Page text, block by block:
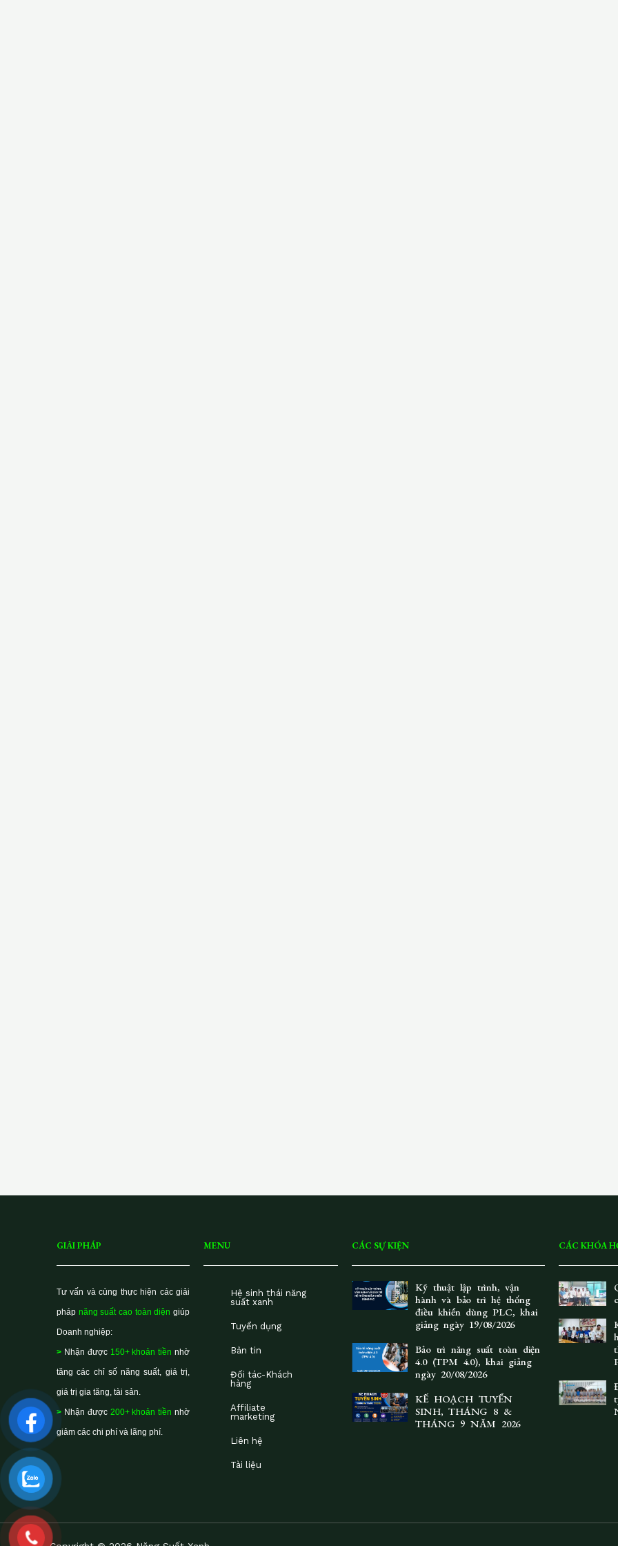
GIẢI PHÁP
Tư vấn và cùng thực hiện các giải
pháp năng suất cao toàn diện giúp
Doanh nghiệp:
> Nhận được 150+ khoản tiền nhờ
tăng các chỉ số năng suất, giá trị,
giá trị gia tăng, tài sản.
> Nhận được 200+ khoản tiền nhờ
giảm các chi phí và lãng phí.
MENU
Hệ sinh thái năng
suất xanh
Tuyển dụng
Bản tin
Đối tác-Khách
hàng
Affiliate
marketing
Liên hệ
Tài liệu
CÁC SỰ KIỆN
Kỹ thuật lập trình, vận
hành và bảo trì hệ thống
điều khiển dùng PLC, khai
giảng ngày 19/08/2026
Bảo trì năng suất toàn diện
4.0 (TPM 4.0), khai giảng
ngày 20/08/2026
KẾ HOẠCH TUYỂN
SINH, THÁNG 8 &
THÁNG 9 NĂM 2026
CÁC KHÓA